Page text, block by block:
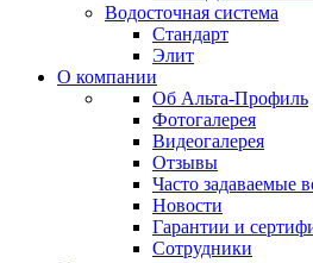
Водосточная система
Стандарт
Элит
О компании
Об Альта-Профиль
Фотогалерея
Видеогалерея
Отзывы
Часто задаваемые
Новости
Гарантии и
Сотрудники